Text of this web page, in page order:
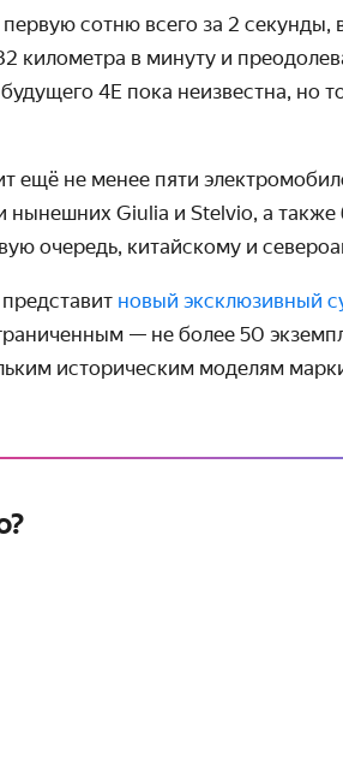
сотню всего за 2 секунды,
километра в минуту и
4E пока неизвестна, но
ещё не менее пяти
нынешних Giulia и Stelvio, а также
очередь, китайскому и
новый эксклюзивный
— не более 50
историческим моделям